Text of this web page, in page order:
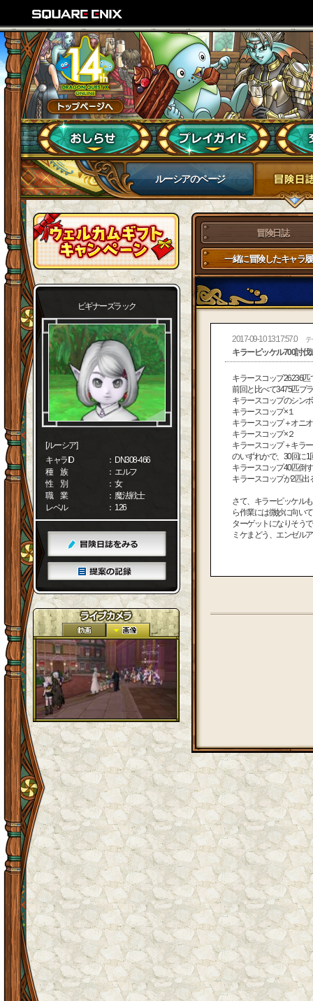
ルーシアのページ
ビギナーズラック
[ルーシア]
キャラID
： DN308-466
種 族
： エルフ
性 別
： 女
職 業
： 魔法戦士
レベル
： 126
冒険日誌
一緒に冒険したキャラ
2017-09-10 13:17:57.0 テ
キラーピッケル700討伐
キラースコップ26236匹
前回と比べて3475匹プ
キラースコップのシン
キラースコップ×１
キラースコップ＋オニ
キラースコップ×２
キラースコップ＋キラ
のいずれかで、30回に
キラースコップ40匹倒
キラースコップが2匹出
さて、キラーピッケル
ら作業には微妙に向い
ターゲットになりそう
ミケまどう、エンゼル